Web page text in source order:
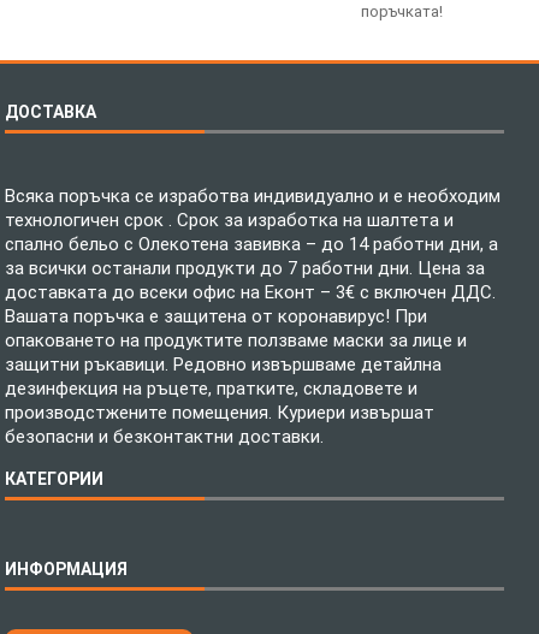
поръчката!
ДОСТАВКА
Всяка поръчка се изработва индивидуално и е необходим
технологичен срок . Срок за изработка на шалтета и
спално бельо с Олекотена завивка – до 14 работни дни, а
за всички останали продукти до 7 работни дни. Цена за
доставката до всеки офис на Еконт – 3€ с включен ДДС.
Вашата поръчка е защитена от коронавирус! При
опаковането на продуктите ползваме маски за лице и
защитни ръкавици. Редовно извършваме детайлна
дезинфекция на ръцете, пратките, складовете и
производстжените помещения. Куриери извършат
безопасни и безконтактни доставки.
КАТЕГОРИИ
Бебешки спални комплекти
ИНФОРМАЦИЯ